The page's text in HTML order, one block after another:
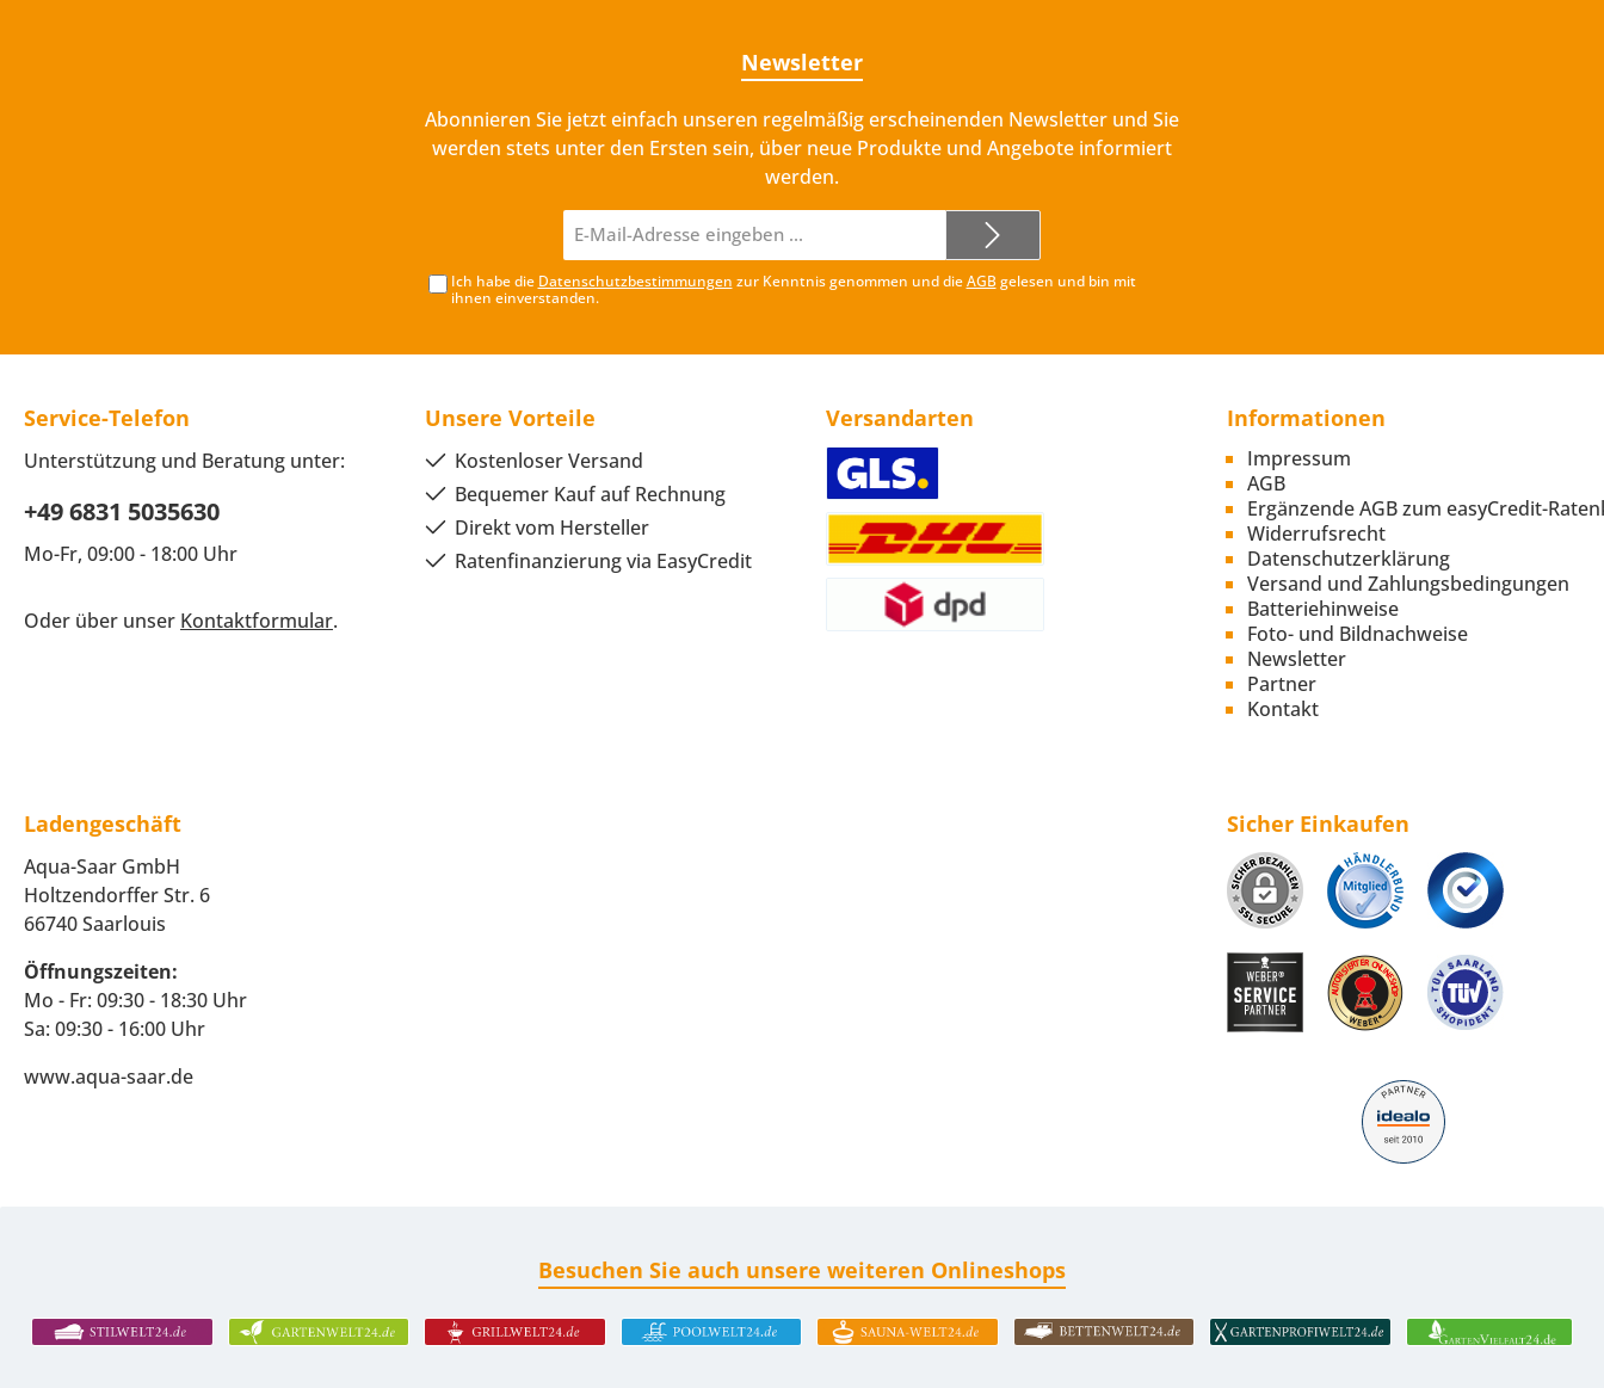
Newsletter
Abonnieren Sie jetzt einfach unseren regelmäßig erscheinenden Newsletter und Sie
werden stets unter den Ersten sein, über neue Produkte und Angebote informiert
werden.
Mail-
Adresse*
Ich habe die Datenschutzbestimmungen zur Kenntnis genommen und dieAGBgelesen und bin mit
ihnen einverstanden.
Service-Telefon
Unterstützung und Beratung unter:
+49 6831 5035630
Mo-Fr, 09:00 - 18:00 Uhr
Oder über unser Kontaktformular.
Unsere Vorteile
Kostenloser Versand
Bequemer Kauf auf Rechnung
Direkt vom Hersteller
Ratenfinanzierung via EasyCredit
Versandarten Informationen
Impressum
AGB
Ergänzende AGB zum easyCredit-
Widerrufsrecht
Datenschutzerklärung
Versand und Zahlungsbedingungen
Batteriehinweise
Foto- und Bildnachweise
Newsletter
Partner
Kontakt
Ladengeschäft
Aqua-Saar GmbH
Holtzendorffer Str. 6
66740 Saarlouis
Öffnungszeiten:
Mo - Fr: 09:30 - 18:30 Uhr
Sa: 09:30 - 16:00 Uhr
www.aqua-saar.de
Sicher Einkaufen
Besuchen Sie auch unsere weiteren Onlineshops